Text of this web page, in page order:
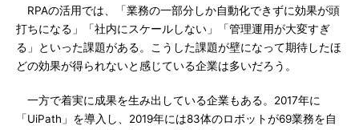
RPAの活用では、「業務の一部分しか自動化できずに効果が頭
打ちになる」「社内にスケールしない」「管理運用が大変すぎ
る」といった課題がある。こうした課題が壁になって期待したほ
どの効果が得られないと感じている企業は多いだろう。
一方で着実に成果を生み出している企業もある。2017年に
「UiPath」を導入し、2019年には83体のロボットが69業務を自